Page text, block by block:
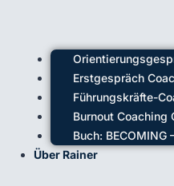
Erstgespräch
Führungskräfte-
Burnout Coaching
Buch:
Über Rainer